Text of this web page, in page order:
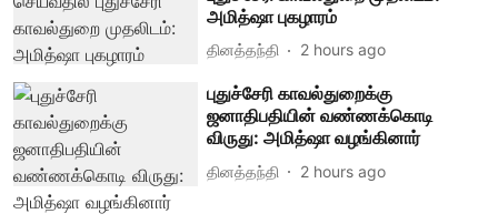
அமித்ஷா புகழாரம்
தினத்தந்தி 2 hours ago
புதுச்சேரி காவல்துறைக்கு
ஜனாதிபதியின் வண்ணக்கொடி
விருது: அமித்ஷா வழங்கினார்
தினத்தந்தி 2 hours ago